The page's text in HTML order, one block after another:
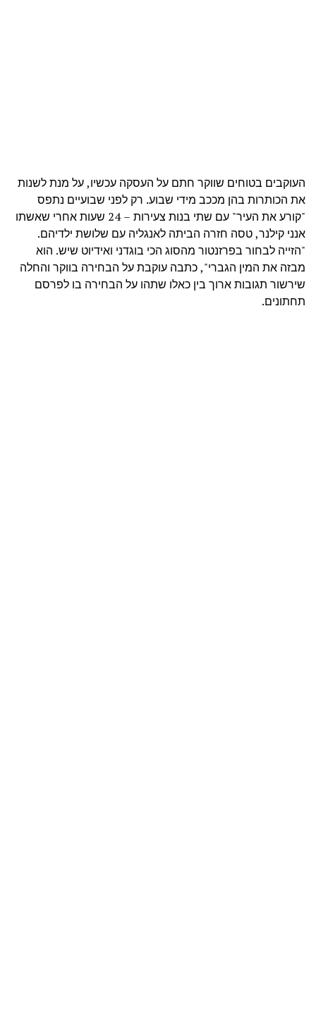
העוקבים בטוחים שווקר חתם על העסקה עכשיו, על מנת לשנות
את הכותרות בהן מככב מידי שבוע. רק לפני שבועיים נתפס
"קורע את העיר" עם שתי בנות צעירות – 24 שעות אחרי שאשתו
אנני קילנר, טסה חזרה הביתה לאנגליה עם שלושת ילדיהם.
"הזייה לבחור בפרזנטור מהסוג הכי בוגדני ואידיוט שיש. הוא
מבזה את המין הגברי", כתבה עוקבת על הבחירה בווקר והחלה
שירשור תגובות ארוך בין כאלו שתהו על הבחירה בו לפרסם
תחתונים.